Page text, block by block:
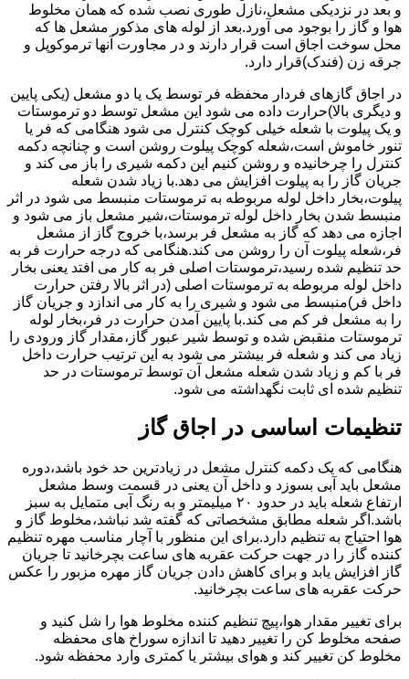
و بعد در نزدیکی مشعل،نازل طوری نصب شده که همان مخلوط
هوا و گاز را بوجود می آورد.بعد از لوله های مذکور مشعل ها که
محل سوخت اجاق است قرار دارند و در مجاورت آنها ترموکوپل و
جرقه زن (فندک)قرار دارد.
در اجاق گازهای فردار محفظه فر توسط یک یا دو مشعل (یکی پایین
و دیگری بالا)حرارت داده می شود این مشعل توسط دو ترموستات
و یک پیلوت با شعله خیلی کوچک کنترل می شود هنگامی که فر یا
تنور خاموش است،شعله کوچک پیلوت روشن است و چنانچه دکمه
کنترل را چرخانیده و روشن کنیم این دکمه شیری را باز می کند و
جریان گاز را به پیلوت افزایش می دهد.با زیاد شدن شعله
پیلوت،بخار داخل لوله مربوطه به ترموستات منبسط می شود در اثر
منبسط شدن بخار داخل لوله ترموستات،شیر مشعل باز می شود و
اجازه می دهد که گاز به مشعل فر برسد،با خروج گاز از مشعل
فر،شعله پیلوت آن را روشن می کند.هنگامی که درجه حرارت فر به
حد تنظیم شده رسید،ترموستات اصلی فر به کار می افتد یعنی بخار
داخل لوله مربوطه به ترموستات اصلی (در اثر بالا رفتن حرارت
داخل فر)منبسط می شود و شیری را به کار می اندازد و جریان گاز
را به مشعل فر کم می کند.با پایین آمدن حرارت در فر،بخار لوله
ترموستات منقبض شده و توسط شیر عبور گاز،مقدار گاز ورودی را
زیاد می کند و شعله فر بیشتر می شود به این ترتیب حرارت داخل
فر با کم و زیاد شدن شعله مشعل آن توسط ترموستات در حد
تنظیم شده ای ثابت نگهداشته می شود.
تنظیمات اساسی در اجاق گاز
هنگامی که یک دکمه کنترل مشعل در زیادترین حد خود باشد،دوره
مشعل باید آبی بسوزد و داخل آن یعنی در قسمت وسط مشعل
ارتفاع شعله باید در حدود ۲۰ میلیمتر و به رنگ آبی متمایل به سبز
باشد.اگر شعله مطابق مشخصاتی که گفته شد نباشد،مخلوط گاز و
هوا احتیاج به تنظیم دارد.برای این منظور با آچار مناسب مهره تنظیم
کننده گاز را در جهت حرکت عقربه های ساعت بچرخانید تا جریان
گاز افزایش یابد و برای کاهش دادن جریان گاز مهره مزبور را عکس
حرکت عقربه های ساعت بچرخانید.
برای تغییر مقدار هوا،پیچ تنظیم کننده مخلوط هوا را شل کنید و
صفحه مخلوط کن را تغییر دهید تا اندازه سوراخ های محفظه
مخلوط کن تغییر کند و هوای بیشتر یا کمتری وارد محفظه شود.